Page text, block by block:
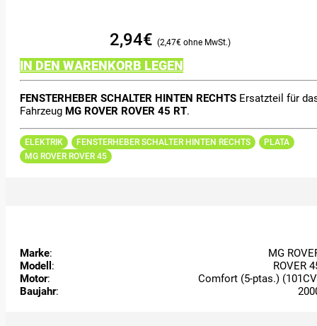
2,94€ 2,47€
IN DEN WARENKORB LEGEN
FENSTERHEBER SCHALTER HINTEN RECHTS Ersatzteil für
Fahrzeug MG ROVER ROVER 45 RT.
ELEKTRIK FENSTERHEBER SCHALTER HINTEN RECHTS
PLATA
MG ROVER ROVER 45
Marke:
MG
Modell :
ROVER
Motor:
Comfort (5-ptas.)
Baujahr: